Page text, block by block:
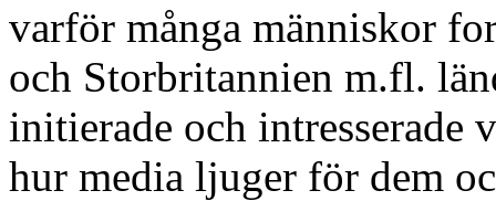
varför många människor
och Storbritannien m.fl.
initierade och intresserade
hur media ljuger för dem